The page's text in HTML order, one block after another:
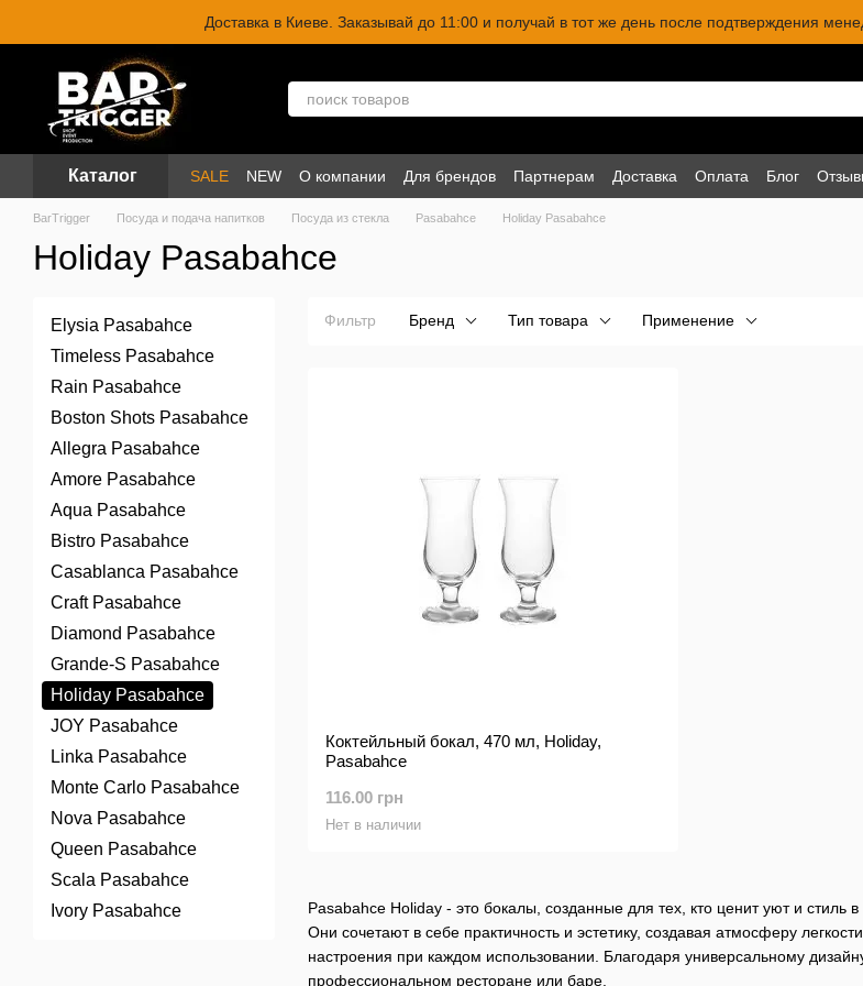
Перейти к основному контентуДоставка в Киеве. Заказывай до 11:00 и получай в тот же день после подтверждения
Каталог SALE NEW О компании Для брендов Партнерам Доставка Оплата Блог
BarTrigger Посуда и подача напитков Посуда из стекла Pasabahce Holiday Pasabahce
Holiday Pasabahce
Фильтр Бренд Тип товара Применение
Pasabahce Holiday - это бокалы, созданные для тех, кто ценит уют и стиль в
Они сочетают в себе практичность и эстетику, создавая атмосферу
настроения при каждом использовании. Благодаря универсальному
профессиональном ресторане или баре.
Коктейльный бокал, 470 мл, Holiday,
Pasabahce
116.00 грн
Нет в наличии
Elysia Pasabahce
Timeless Pasabahce
Rain Pasabahce
Boston Shots Pasabahce
Allegra Pasabahce
Amore Pasabahce
Aqua Pasabahce
Bistro Pasabahce
Casablanca Pasabahce
Craft Pasabahce
Diamond Pasabahce
Grande-S Pasabahce
Holiday Pasabahce
JOY Pasabahce
Linka Pasabahce
Monte Carlo Pasabahce
Nova Pasabahce
Queen Pasabahce
Scala Pasabahce
Ivory Pasabahce